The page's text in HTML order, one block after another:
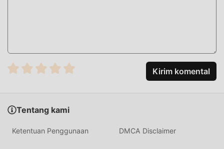
Kirim komental
Tentang kami
Ketentuan Penggunaan DMCA Disclaimer